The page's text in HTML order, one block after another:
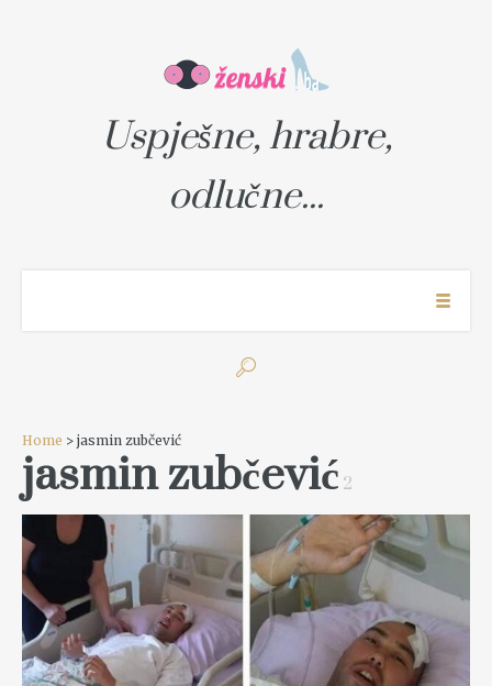
Uspješne, hrabre,
odlučne...
Home > jasmin zubčević
jasmin zubčević 2
READ MORE